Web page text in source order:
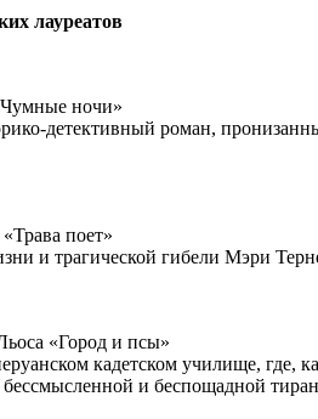
лауреатов
ночи»
детективный роман,
поет»
и трагической гибели Мэри
«Город и псы»
кадетском училище, где,
бессмысленной и беспощадной